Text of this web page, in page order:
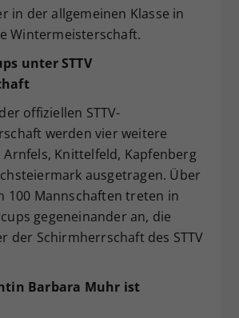
in der allgemeinen Klasse in
Wintermeisterschaft.
unter STTV
offiziellen STTV-
werden vier weitere
Knittelfeld, Kapfenberg
ausgetragen. Über
100 Mannschaften treten in
gegeneinander an, die
der Schirmherrschaft des STTV
Barbara Muhr ist